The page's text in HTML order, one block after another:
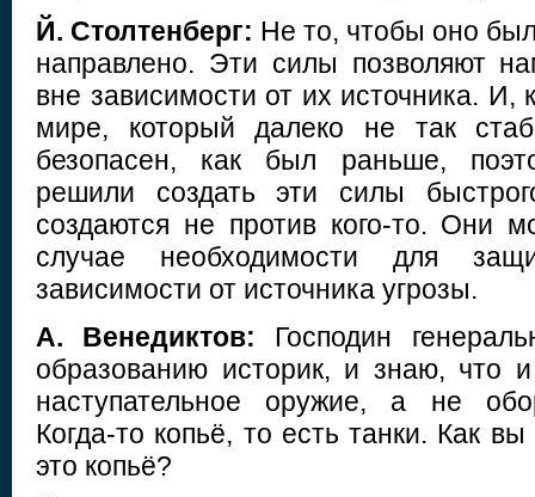
Й. Столтенберг: Не то, чтобы оно
направлено. Эти силы позволяют
вне зависимости от их источника.
мире, который далеко не так
безопасен, как был раньше,
решили создать эти силы
создаются не против кого-то. Они
случае необходимости для
зависимости от источника угрозы.
А. Венедиктов: Господин
образованию историк, и знаю, что
наступательное оружие, а не
Когда-то копьё, то есть танки. Как
это копьё?